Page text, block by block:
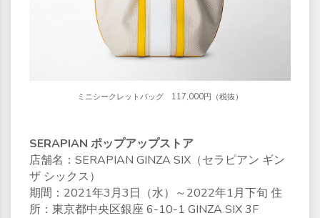
ミニシークレットバッグ 117,000円（税抜）
SERAPIAN ポップアップストア
店舗名：SERAPIAN GINZA SIX（セラピアン ギン
ザ シックス）
期間：2021年3月3日（水）～2022年1月下旬 住
所：東京都中央区銀座 6-10-1 GINZA SIX 3F